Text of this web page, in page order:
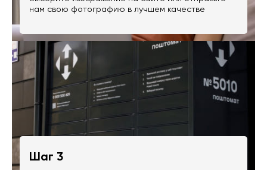
нам свою фотографию в лучшем качестве
Шаг 3